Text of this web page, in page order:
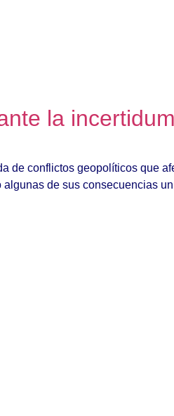
la
de conflictos geopolíticos que
de sus consecuencias